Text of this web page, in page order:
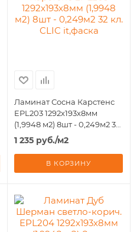
Ламинат Сосна Карстенс
EPL203 1292х193х8мм
(1,9948 м2) 8шт - 0,249м2 32
кл. CLIC it,фаска
1 235 руб./м2
В КОРЗИНУ